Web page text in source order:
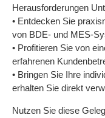
Herausforderungen
• Entdecken Sie
von BDE- und MES-
• Profitieren Sie von
erfahrenen
• Bringen Sie Ihre
erhalten Sie direkt
Nutzen Sie diese